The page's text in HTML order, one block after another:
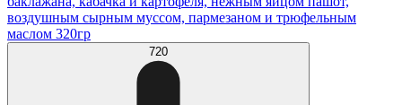
воздушным сырным муссом, пармезаном и трюфельным
маслом 320гр
720